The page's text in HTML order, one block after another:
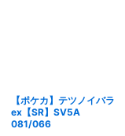
【ポケカ】テツノイバラ
ex【SR】SV5A
081/066